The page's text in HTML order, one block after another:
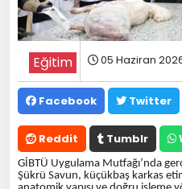
Eğitim 05 Haziran
Facebook Twitter
Reddit Tumblr
GİBTÜ Uygulama Mutfağı’nda
Şükrü Savun, küçükbaş karkas